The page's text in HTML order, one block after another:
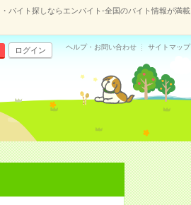
バイト探しならエンバイト-全国のバイト情報が満載
ログイン ヘルプ・お問い合わせ サイトマップ